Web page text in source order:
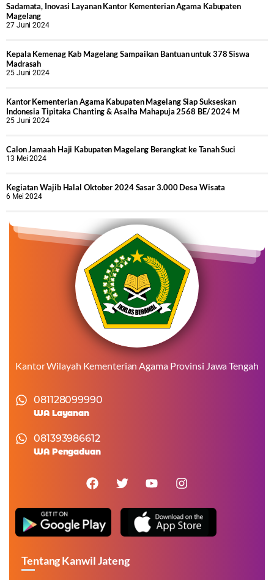
Sadamata, Inovasi Layanan Kantor Kementerian Agama Kabupaten
Magelang
27 Juni 2024
Kepala Kemenag Kab Magelang Sampaikan Bantuan untuk 378 Siswa
Madrasah
25 Juni 2024
Kantor Kementerian Agama Kabupaten Magelang Siap Sukseskan
Indonesia Tipitaka Chanting & Asalha Mahapuja 2568 BE/ 2024 M
25 Juni 2024
Calon Jamaah Haji Kabupaten Magelang Berangkat ke Tanah Suci
13 Mei 2024
Kegiatan Wajib Halal Oktober 2024 Sasar 3.000 Desa Wisata
6 Mei 2024
Kantor Wilayah Kementerian Agama Provinsi Jawa Tengah
081128099990
WA Layanan
081393986612
WA Pengaduan
Tentang Kanwil Jateng